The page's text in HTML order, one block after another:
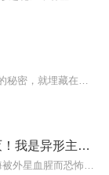
末世异形主宰|臣服？或者毁灭！我是异形主宰，我为恐惧代言！|多人有声剧